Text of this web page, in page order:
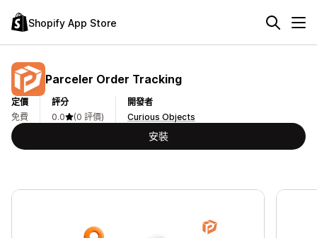
Shopify App Store
Parceler Order Tracking
定價
免費
評分
0.0
(0 評價)
開發者
Curious Objects
安裝